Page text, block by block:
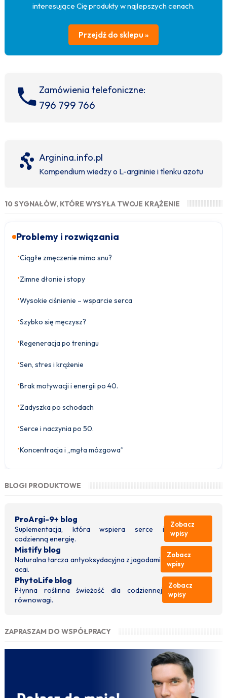
interesujące Cię produkty w najlepszych cenach.
Przejdź do sklepu »
Zamówienia telefoniczne:
796 799 766
Arginina.info.pl
Kompendium wiedzy o L-argininie i tlenku azotu
10 SYGNAŁÓW, KTÓRE WYSYŁA TWOJE KRĄŻENIE
Problemy i rozwiązania
•Ciągłe zmęczenie mimo snu?
•Zimne dłonie i stopy
•Wysokie ciśnienie – wsparcie serca
•Szybko się męczysz?
•Regeneracja po treningu
•Sen, stres i krążenie
•Brak motywacji i energii po 40.
•Zadyszka po schodach
•Serce i naczynia po 50.
•Koncentracja i „mgła mózgowa”
BLOGI PRODUKTOWE
ProArgi-9+ blog
Suplementacja, która wspiera serce i
codzienną energię.
Zobacz
wpisy
Mistify blog
Naturalna tarcza antyoksydacyjna z jagodami
acai.
Zobacz
wpisy
PhytoLife blog
Płynna roślinna świeżość dla codziennej
równowagi.
Zobacz
wpisy
ZAPRASZAM DO WSPÓŁPRACY